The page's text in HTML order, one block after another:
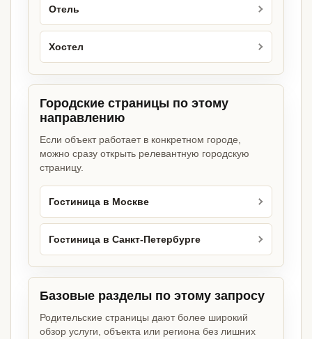
Отель
Хостел
Городские страницы по этому
направлению
Если объект работает в конкретном городе,
можно сразу открыть релевантную городскую
страницу.
Гостиница в Москве
Гостиница в Санкт-Петербурге
Базовые разделы по этому запросу
Родительские страницы дают более широкий
обзор услуги, объекта или региона без лишних